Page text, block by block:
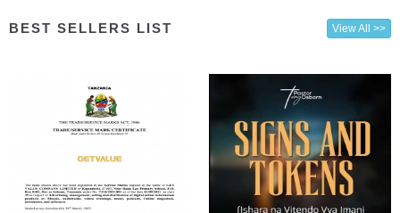
BEST SELLERS LIST View All >>